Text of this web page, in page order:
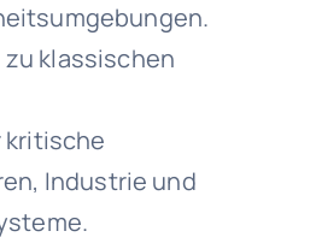
klassischen
kritische
Industrie und